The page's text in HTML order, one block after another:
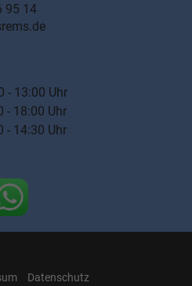
95 14
- 13:00 Uhr
Uhr
Uhr
Datenschutz